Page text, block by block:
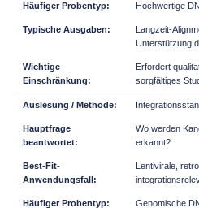
Hochwertige
Langzeit-
Unterstützung
Erfordert
sorgfältiges
Wo werden
erkannt?
Lentivirale,
Genomische